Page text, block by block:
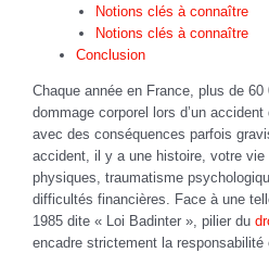
Notions clés à connaître
Notions clés à connaître
Conclusion
Chaque année en France, plus de
dommage corporel lors d’un accident
avec des conséquences parfois
accident, il y a une histoire, votre vie
physiques, traumatisme
difficultés financières. Face à une
1985 dite « Loi Badinter », pilier du
encadre strictement la responsabilité